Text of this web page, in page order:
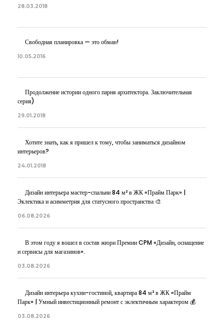
28.03.2018
Свободная планировка — это обман!
10.05.2016
Продолжение истории одного парня архитектора. Заключительная
серия)
29.01.2018
Хотите знать, как я пришел к тому, чтобы заниматься дизайном
интерьеров?
24.01.2018
Дизайн интерьера мастер-спальни 84 м² в ЖК «Прайм Парк» |
Эклектика и асимметрия для статусного пространства 🎨
06.08.2026
В этом году я вошел в состав жюри Премии CPM «Дизайн, оснащение
и сервисы для магазинов».
03.08.2026
Дизайн интерьера кухни-гостиной, квартира 84 м² в ЖК «Прайм
Парк» | Умный инвестиционный ремонт с эклектичным характером 💰
03.08.2026